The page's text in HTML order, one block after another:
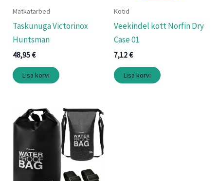
Matkatarbed
Taskunuga Victorinox
Huntsman
48,95€
Lisa korvi
Kotid
Veekindel kott Norfin Dry
Case 01
7,12€
Lisa korvi